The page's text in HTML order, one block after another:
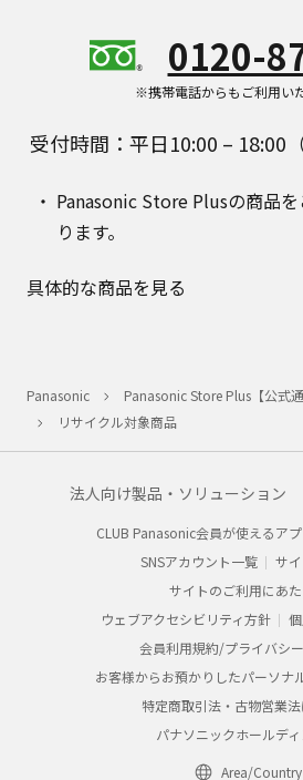
0120-
※携帯電話からもご利用い
受付時間：平日10:00 – 18:00
Panasonic Store Plusの商品
ります。
具体的な商品を見る
Panasonic Panasonic Store Plus【公式通
リサイクル対象商品
法人向け製品・ソリューション
CLUB Panasonic会員が使えるア
SNSアカウント一覧
サ
サイトのご利用にあ
ウェブアクセシビリティ方針
会員利用規約/プライバシ
お客様からお預かりしたパーソナ
特定商取引法・古物営業
パナソニックホールデ
Area/Country